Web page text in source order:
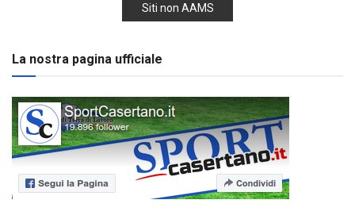
Siti non AAMS
La nostra pagina ufficiale